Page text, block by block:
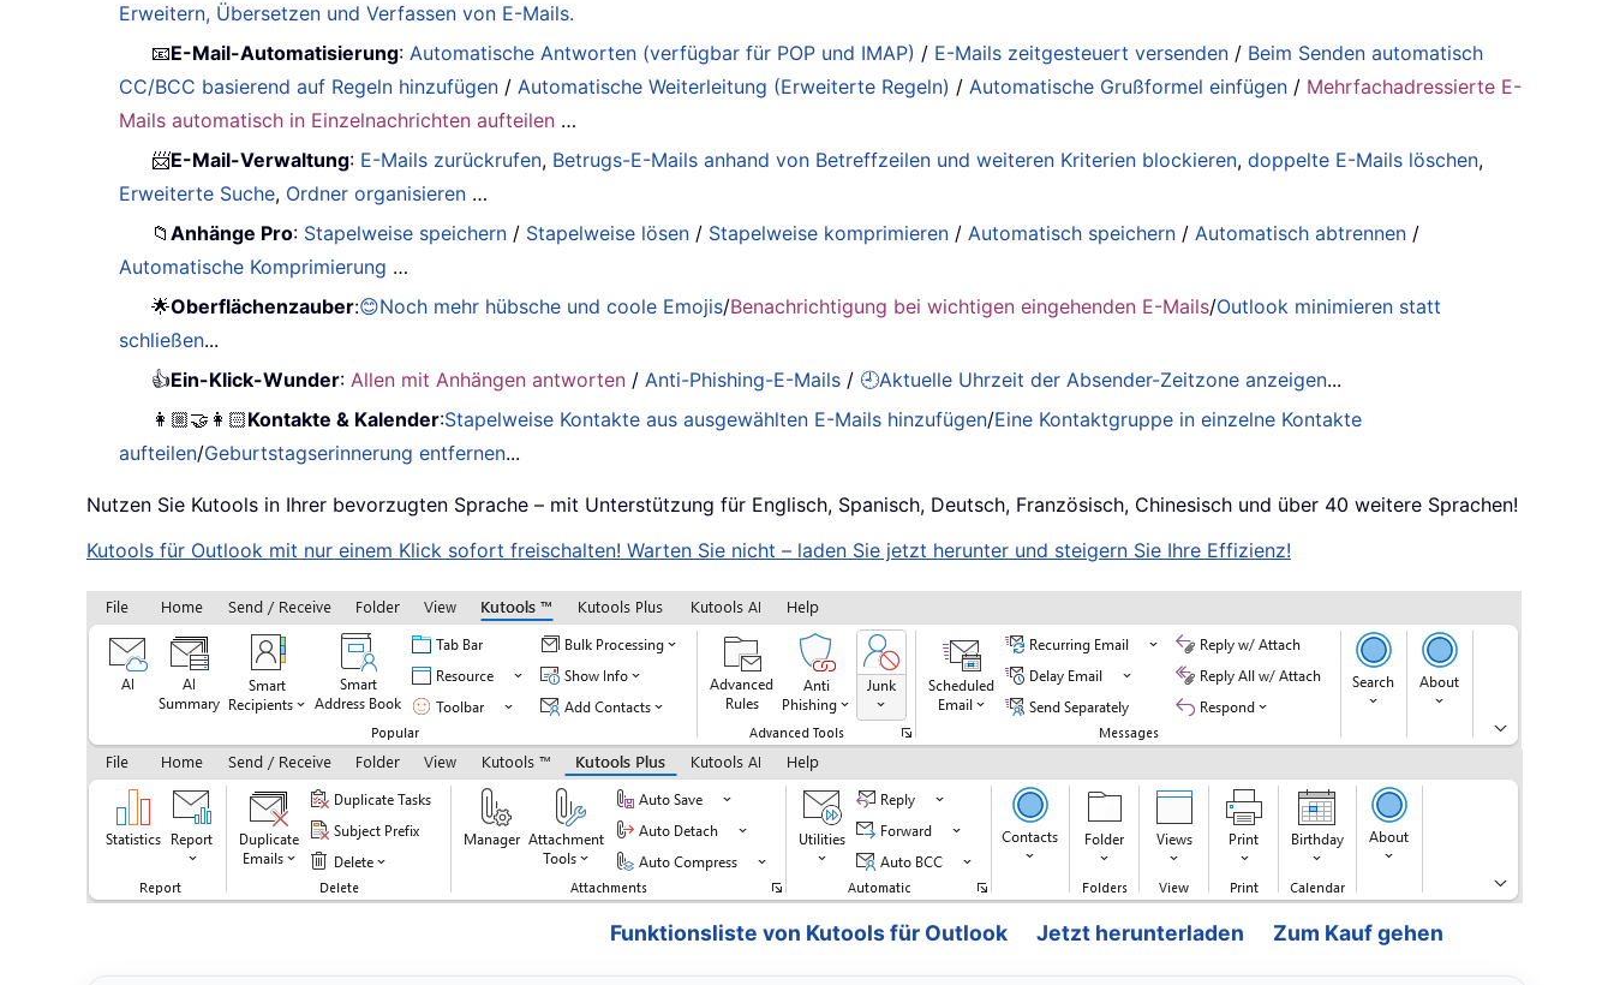
Erweitern, Übersetzen und Verfassen von E-Mails.
📧E-Mail-Automatisierung:Automatische Antworten (verfügbar für POP und IMAP) / E-Mails zeitgesteuert versenden / Beim Senden automatisch
CC/BCC basierend auf Regeln hinzufügen /Automatische Weiterleitung (Erweiterte Regeln) /Automatische Grußformel einfügen / Mehrfachadressierte E-
Mails automatisch in Einzelnachrichten aufteilen …
📨E-Mail-Verwaltung: E-Mails zurückrufen, Betrugs-E-Mails anhand von Betreffzeilen und weiteren Kriterien blockieren,doppelte E-Mails löschen,
Erweiterte Suche, Ordner organisieren …
📁Anhänge Pro: Stapelweise speichern / Stapelweise lösen / Stapelweise komprimieren /Automatisch speichern /Automatisch abtrennen /
Automatische Komprimierung …
🌟Oberflächenzauber:😊Noch mehr hübsche und coole Emojis/Benachrichtigung bei wichtigen eingehenden E-Mails/Outlook minimieren statt
schließen...
👍Ein-Klick-Wunder:Allen mit Anhängen antworten /Anti-Phishing-E-Mails / 🕘Aktuelle Uhrzeit der Absender-Zeitzone anzeigen...
👩🏼‍🤝‍👩🏻Kontakte & Kalender:Stapelweise Kontakte aus ausgewählten E-Mails hinzufügen/Eine Kontaktgruppe in einzelne Kontakte
aufteilen/Geburtstagserinnerung entfernen...
Nutzen Sie Kutools in Ihrer bevorzugten Sprache – mit Unterstützung für Englisch, Spanisch, Deutsch, Französisch, Chinesisch und über 40 weitere Sprachen!
Kutools für Outlook mit nur einem Klick sofort freischalten! Warten Sie nicht – laden Sie jetzt herunter und steigern Sie Ihre Effizienz!
Funktionsliste von Kutools für Outlook Jetzt herunterladen Zum Kauf gehen